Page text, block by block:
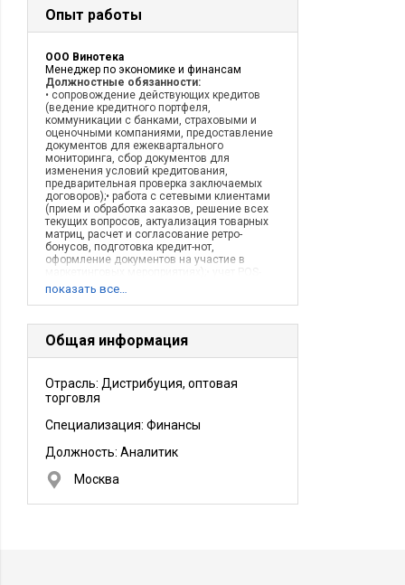
Опыт работы
ООО Винотека
Менеджер по экономике и финансам
Должностные обязанности:
• сопровождение действующих кредитов
(ведение кредитного портфеля,
коммуникации с банками, страховыми и
оценочными компаниями, предоставление
документов для ежеквартального
мониторинга, сбор документов для
изменения условий кредитования,
предварительная проверка заключаемых
договоров);• работа с сетевыми клиентами
(прием и обработка заказов, решение всех
текущих вопросов, актуализация товарных
матриц, расчет и согласование ретро-
бонусов, подготовка кредит-нот,
оформление документов на участие в
материалов, подготовка документов по
товара, оценка эффективности
маркетинговых мероприятий, разработка
сейлз-презентера;• ценообразование,
планирование продаж, составление
Описание деятельности компании:
Оптовая торговля алкогольной продукцией
края.
показать все…
Общая информация
Отрасль: Дистрибуция, оптовая
торговля
Специализация: Финансы
Должность: Аналитик
Москва